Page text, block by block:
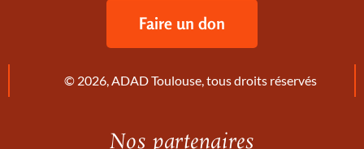
Faire un don
© 2026, ADAD Toulouse, tous droits réservés
Nos partenaires